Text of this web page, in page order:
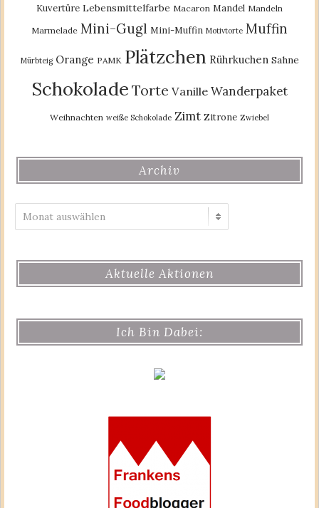
Kuvertüre Lebensmittelfarbe Macaron Mandel Mandeln
Marmelade Mini-Gugl Mini-Muffin Motivtorte Muffin
Mürbteig Orange PAMK Plätzchen Rührkuchen Sahne
Schokolade Torte Vanille Wanderpaket
Weihnachten weiße Schokolade Zimt Zitrone Zwiebel
Archiv
Aktuelle Aktionen
Ich Bin Dabei: